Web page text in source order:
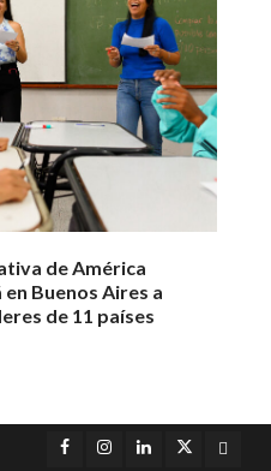
de América
Buenos Aires a
de 11 países
Facebook
Instagram
LinkedInTwitter